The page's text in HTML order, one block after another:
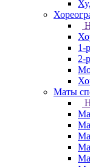
1-
2-
Маты